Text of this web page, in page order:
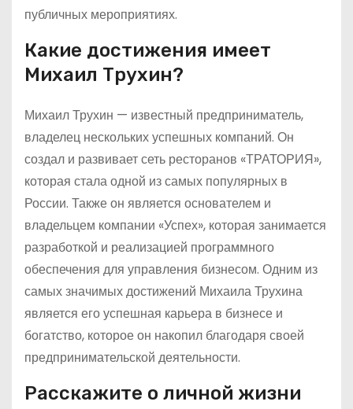
публичных мероприятиях.
Какие достижения имеет
Михаил Трухин?
Михаил Трухин — известный предприниматель,
владелец нескольких успешных компаний. Он
создал и развивает сеть ресторанов «ТРАТОРИЯ»,
которая стала одной из самых популярных в
России. Также он является основателем и
владельцем компании «Успех», которая занимается
разработкой и реализацией программного
обеспечения для управления бизнесом. Одним из
самых значимых достижений Михаила Трухина
является его успешная карьера в бизнесе и
богатство, которое он накопил благодаря своей
предпринимательской деятельности.
Расскажите о личной жизни